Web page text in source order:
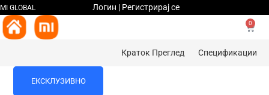
MI GLOBAL Логин | Регистрирај се
0
Краток Преглед Спецификации
ЕКСКЛУЗИВНО